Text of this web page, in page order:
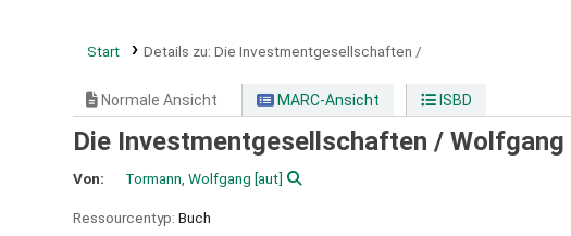
Start Details zu: Die Investmentgesellschaften /
Normale Ansicht MARC-Ansicht ISBD
Die Investmentgesellschaften / Wolfgang
Von: Tormann, Wolfgang [aut]
Ressourcentyp: Buch